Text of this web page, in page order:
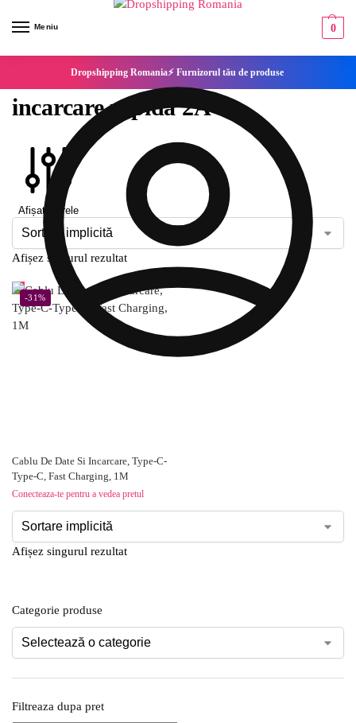
Meniu 0
Dropshipping Romania⚡ Furnizorul tău de produse
incarcare rapida 2A
Afișați filtrele
Afișez singurul rezultat
-31%
Cablu De Date Si Incarcare, Type-C-
Type-C, Fast Charging, 1M
Conecteaza-te pentru a vedea pretul
Afișez singurul rezultat
Categorie produse
Filtreaza dupa pret